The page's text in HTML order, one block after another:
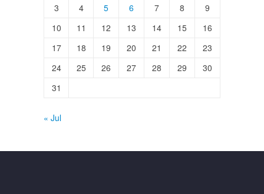
3
4 5 6 7 8
9
10
11 12 13 14 15
16
17
18 19 20 21 22
23
24
25 26 27 28 29
30
31
« Jul